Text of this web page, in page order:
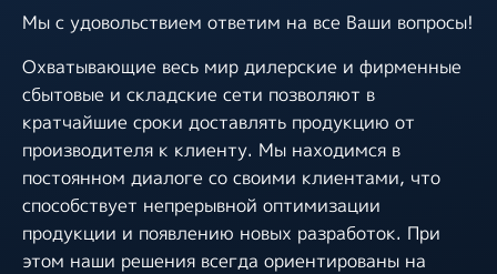
Мы с удовольствием ответим на все Ваши вопросы!
Охватывающие весь мир дилерские и фирменные
сбытовые и складские сети позволяют в
кратчайшие сроки доставлять продукцию от
производителя к клиенту. Мы находимся в
постоянном диалоге со своими клиентами, что
способствует непрерывной оптимизации
продукции и появлению новых разработок. При
этом наши решения всегда ориентированы на